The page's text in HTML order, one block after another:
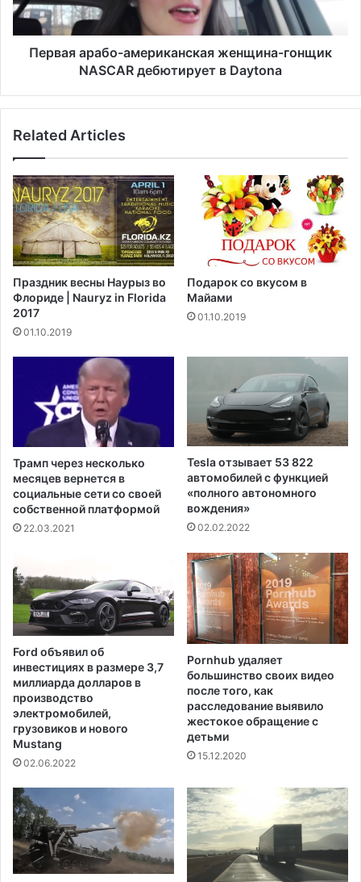
н
е
е
а
с
с
е
й
н
о
м
в
ф
ц
а
п
д
а
е
т
я
з
3
7
,
9
и
л
л
и
о
р
а
е
к
а
н
с
к
я
ж
н
щ
о
н
щ
и
к
S
C
A
R
б
ю
т
и
р
у
т
в
D
a
y
Первая арабо-американская женщина-гонщик
NASCAR дебютирует в Daytona
Related Articles
Праздник весны Наурыз во
Флориде | Nauryz in Florida
2017
01.10.2019
Подарок со вкусом в
Майами
01.10.2019
Трамп через несколько
месяцев вернется в
социальные сети со своей
собственной платформой
22.03.2021
Tesla отзывает 53 822
автомобилей с функцией
«полного автономного
вождения»
02.02.2022
Ford объявил об
инвестициях в размере 3,7
миллиарда долларов в
производство
электромобилей,
грузовиков и нового
Mustang
02.06.2022
Pornhub удаляет
большинство своих видео
после того, как
расследование выявило
жестокое обращение с
детьми
15.12.2020